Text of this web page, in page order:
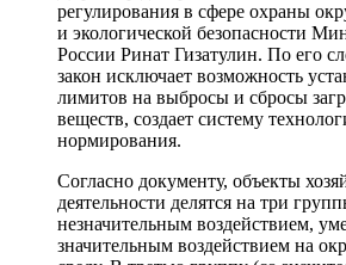
регулирования в сфере охраны
и экологической безопасности
России Ринат Гизатулин. По его
закон исключает возможность
лимитов на выбросы и сбросы
веществ, создает систему
нормирования.
Согласно документу, объекты
деятельности делятся на три
незначительным воздействием,
значительным воздействием на